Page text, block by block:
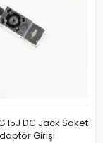
15J DC Jack Soket
Girişi